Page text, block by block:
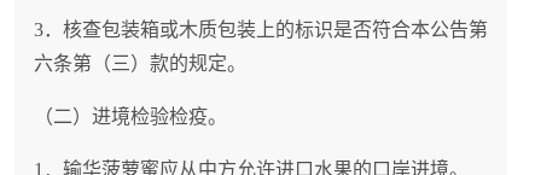
3．核查包装箱或木质包装上的标识是否符合本公告第
六条第（三）款的规定。
（二）进境检验检疫。
1．输华菠萝蜜应从中方允许进口水果的口岸进境。